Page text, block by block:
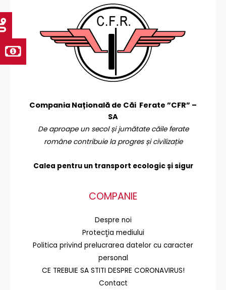
Compania Națională de Căi Ferate ”CFR” –
SA
De aproape un secol și jumătate căile ferate
române contribuie la progres și civilizație
Calea pentru un transport ecologic și sigur
COMPANIE
Despre noi
Protecţia mediului
Politica privind prelucrarea datelor cu caracter
personal
CE TREBUIE SA STITI DESPRE CORONAVIRUS!
Contact